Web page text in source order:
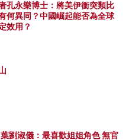
孔永樂博士：將美伊衝突類比
何異同？中國崛起能否為全球
效用？
劉淑儀：最喜歡姐姐角色 無官